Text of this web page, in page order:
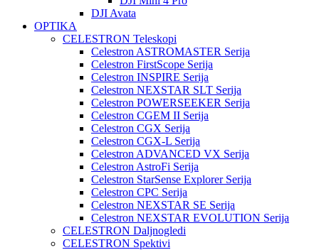
DJI Avata
OPTIKA
CELESTRON Teleskopi
Celestron ASTROMASTER Serija
Celestron FirstScope Serija
Celestron INSPIRE Serija
Celestron NEXSTAR SLT Serija
Celestron POWERSEEKER Serija
Celestron CGEM II Serija
Celestron CGX Serija
Celestron CGX-L Serija
Celestron ADVANCED VX Serija
Celestron AstroFi Serija
Celestron StarSense Explorer Serija
Celestron CPC Serija
Celestron NEXSTAR SE Serija
Celestron NEXSTAR EVOLUTION Serija
CELESTRON Daljnogledi
CELESTRON Spektivi